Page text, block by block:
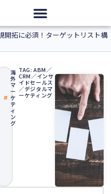
開拓に必須！ターゲットリスト構
海
外
マ
ー
ケ
テ
ィ
ン
グ
TAG:ABM ／
CRM ／インサ
イドセールス
／デジタルマ
ーケティング